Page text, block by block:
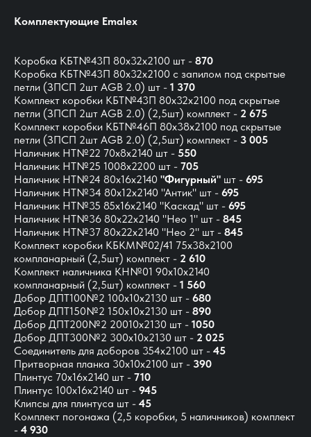
Комплектующие Emalex
Коробка КБТ№43П 80х32х2100 шт - 870
Коробка КБТ№43П 80х32х2100 с запилом под скрытые
петли (ЗПСП 2шт AGB 2.0) шт - 1 370
Комплект коробки КБТ№43П 80x32x2100 под скрытые
петли (ЗПСП 2шт AGB 2.0) (2,5шт) комплект - 2 675
Комплект коробки КБТ№46П 80x38x2100 под скрытые
петли (ЗПСП 2шт AGB 2.0) (2,5шт) комплект - 3 005
Наличник НТ№22 70х8х2140 шт - 550
Наличник НТ№25 1008х2200 шт - 705
Наличник НТ№24 80х16х2140 "Фигурный" шт - 695
Наличник НТ№34 80х12х2140 "Антик" шт - 695
Наличник НТ№35 85х16х2140 "Каскад" шт - 695
Наличник НТ№36 80х22х2140 "Нео 1" шт - 845
Наличник НТ№37 80х22х2140 "Нео 2" шт - 845
Комплект коробки КБКМ№02/41 75х38х2100
компланарный (2,5шт) комплект - 2 610
Комплект наличника КН№01 90х10х2140
компланарный (2,5шт) комплект - 1 560
Добор ДПТ100№2 100х10х2130 шт - 680
Добор ДПТ150№2 150х10х2130 шт - 890
Добор ДПТ200№2 20010х2130 шт - 1050
Добор ДПТ300№2 300х10х2130 шт - 2 025
Соединитель для доборов 354х2100 шт - 45
Притворная планка 30х10х2100 шт - 390
Плинтус 70х16х2140 шт - 710
Плинтус 100х16х2140 шт - 945
Клипсы для плинтуса шт - 45
Комплект погонажа (2,5 коробки, 5 наличников) комплект
- 4 930